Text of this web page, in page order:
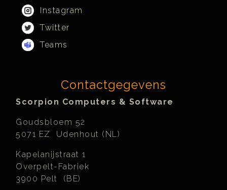
Instagram
Twitter
Teams
Contactgegevens
Scorpion Computers & Software
Goudsbloem 52
5071 EZ Udenhout (NL)
Kapelanijstraat 1
Overpelt-Fabriek
3900 Pelt (BE)